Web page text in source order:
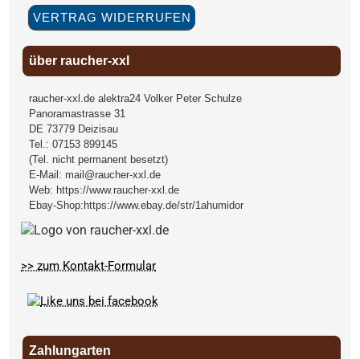
VERTRAG WIDERRUFEN
über raucher-xxl
raucher-xxl.de alektra24 Volker Peter Schulze
Panoramastrasse 31
DE 73779 Deizisau
Tel.:07153 899145
(Tel. nicht permanent besetzt)
E-Mail: mail@raucher-xxl.de
Web: https://www.raucher-xxl.de
Ebay-Shop: https://www.ebay.de/str/1ahumidor
>> zum Kontakt-Formular
Zahlungarten